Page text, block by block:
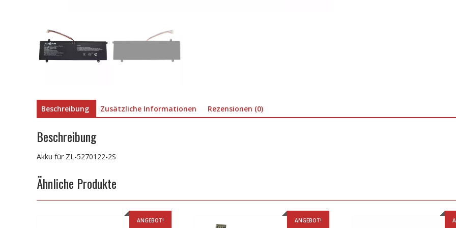
Beschreibung Zusätzliche Informationen Rezensionen (0)
Beschreibung
Akku für ZL-5270122-2S
Ähnliche Produkte
ANGEBOT! ANGEBOT!